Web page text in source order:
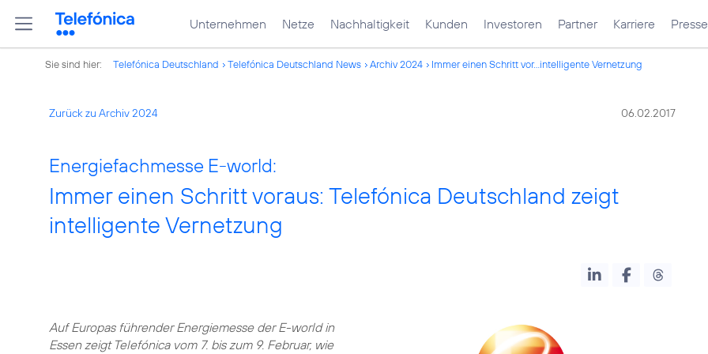
Unternehmen Netze Nachhaltigkeit Kunden Investoren Partner Karriere Presse
Sie sind hier: Telefónica Deutschland Telefónica Deutschland News Archiv 2024 Immer einen Schritt vor...intelligente Vernetzung
Zurück zu Archiv 2024 06.02.2017
Energiefachmesse E-world:
Immer einen Schritt voraus: Telefónica Deutschland zeigt
intelligente Vernetzung
Auf Europas führender Energiemesse der E-world in
Essen zeigt Telefónica vom 7. bis zum 9. Februar, wie